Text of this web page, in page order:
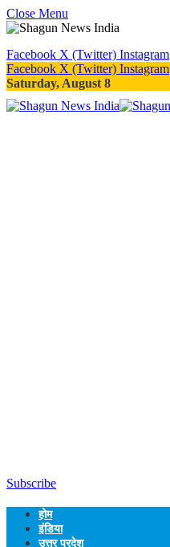
Close Menu
Facebook X (Twitter) Instagram
Facebook X (Twitter) Instagram
Saturday, August 8
Subscribe
होम
इंडिया
उत्तर प्रदेश